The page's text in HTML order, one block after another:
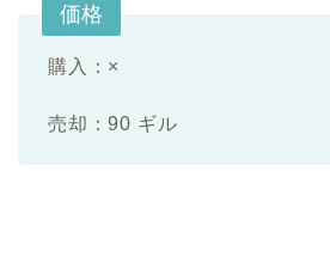
価格
購入： ×
売却：90 ギル